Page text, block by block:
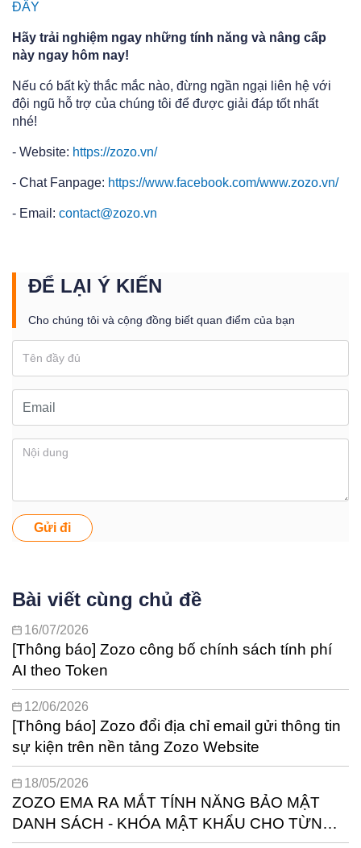
ĐÂY
Hãy trải nghiệm ngay những tính năng và nâng cấp
này ngay hôm nay!
Nếu có bất kỳ thắc mắc nào, đừng ngần ngại liên hệ với
đội ngũ hỗ trợ của chúng tôi để được giải đáp tốt nhất
nhé!
- Website: https://zozo.vn/
- Chat Fanpage: https://www.facebook.com/www.zozo.vn/
- Email: contact@zozo.vn
ĐỂ LẠI Ý KIẾN
Cho chúng tôi và cộng đồng biết quan điểm của bạn
Gửi đi
Bài viết cùng chủ đề
16/07/2026
[Thông báo] Zozo công bố chính sách tính phí
AI theo Token
12/06/2026
[Thông báo] Zozo đổi địa chỉ email gửi thông tin
sự kiện trên nền tảng Zozo Website
18/05/2026
ZOZO EMA RA MẮT TÍNH NĂNG BẢO MẬT
DANH SÁCH - KHÓA MẬT KHẨU CHO TỪNG
TỆP KHÁCH HÀNG